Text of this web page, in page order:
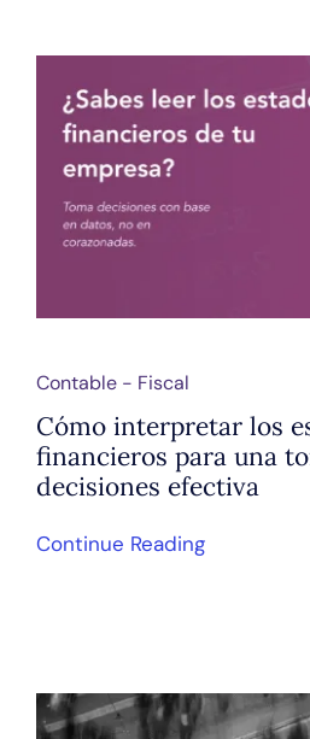
Contable - Fiscal
Cómo interpretar los
financieros para una
decisiones efectiva
Continue Reading